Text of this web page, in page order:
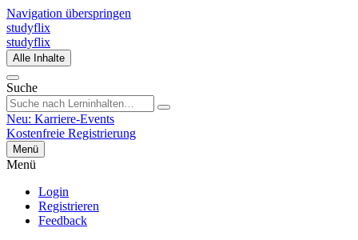
Navigation überspringen
studyflix
studyflix
Alle Inhalte
Suche
Neu: Karriere-Events
Kostenfreie Registrierung
Menü
Menü
Login
Registrieren
Feedback